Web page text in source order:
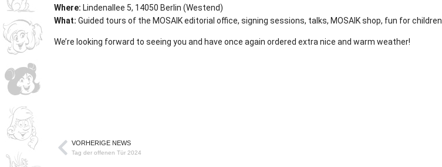
Where: Lindenallee 5, 14050 Berlin (Westend)
What: Guided tours of the MOSAIK editorial office, signing sessions, talks, MOSAIK shop, fun for children
We’re looking forward to seeing you and have once again ordered extra nice and warm weather!
VORHERIGE NEWS
Tag der offenen Tür 2024